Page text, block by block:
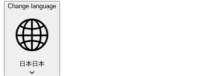
Change language
日本日本